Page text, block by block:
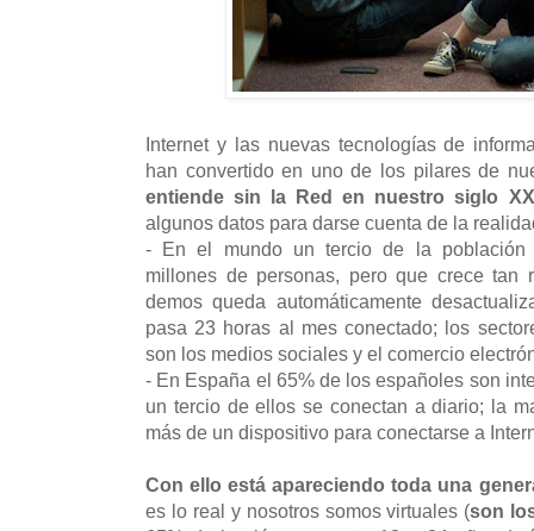
Internet y las nuevas tecnologías de
han convertido en uno de los pilares de
entiende sin la Red en nuestro siglo
algunos datos para darse cuenta de la
- En el mundo un tercio de la población
millones de personas, pero que crece tan
demos queda automáticamente
pasa 23 horas al mes conectado; los
son los medios sociales y el comercio
- En España el 65% de los españoles son
un tercio de ellos se conectan a diario; la
más de un dispositivo para conectarse a
Con ello está apareciendo toda una
es lo real y nosotros somos virtuales (son